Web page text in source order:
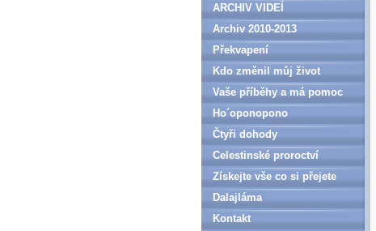
ARCHIV VIDEÍ
Archiv 2010-2013
Překvapení
Kdo změnil můj život
Vaše příběhy a má pomoc
Ho´oponopono
Čtyři dohody
Celestinské proroctví
Získejte vše co si přejete
Dalajláma
Kontakt